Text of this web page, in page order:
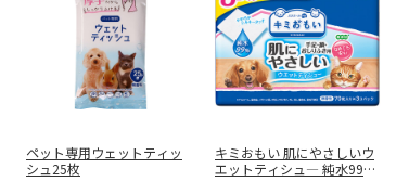
ペット専用ウェットティッ
シュ25枚
キミおもい 肌にやさしいウ
エットティシュ― 純水99％